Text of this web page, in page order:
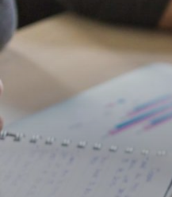
Aller
au
contenu
principal